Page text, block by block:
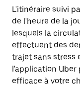
L'itinéraire suivi
de l'heure de la
lesquels la
effectuent des
trajet sans stress
l'application Uber
efficace à votre